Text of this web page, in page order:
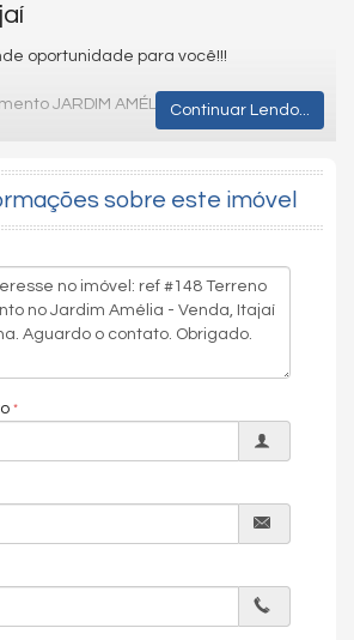
oportunidade para você!!!
JARDIM AMÉLIA com 200 metros
+ financiamento bancário
de adquirir seu terreno.
99913-2719 Vanessa Mandel
Continuar Lendo...
sobre este imóvel